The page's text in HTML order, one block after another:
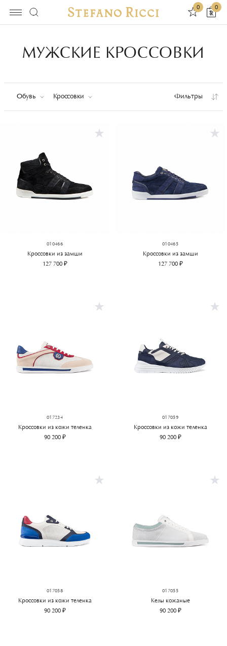
0 0
МУЖСКИЕ КРОССОВКИ
Обувь Кроссовки Фильтры
010466
Кроссовки из замши
127 700 ₽
010465
Кроссовки из замши
127 700 ₽
017234
Кроссовки из кожи теленка
90 200 ₽
017059
Кроссовки из кожи теленка
90 200 ₽
017058
Кроссовки из кожи теленка
90 200 ₽
017055
Кеды кожаные
90 200 ₽